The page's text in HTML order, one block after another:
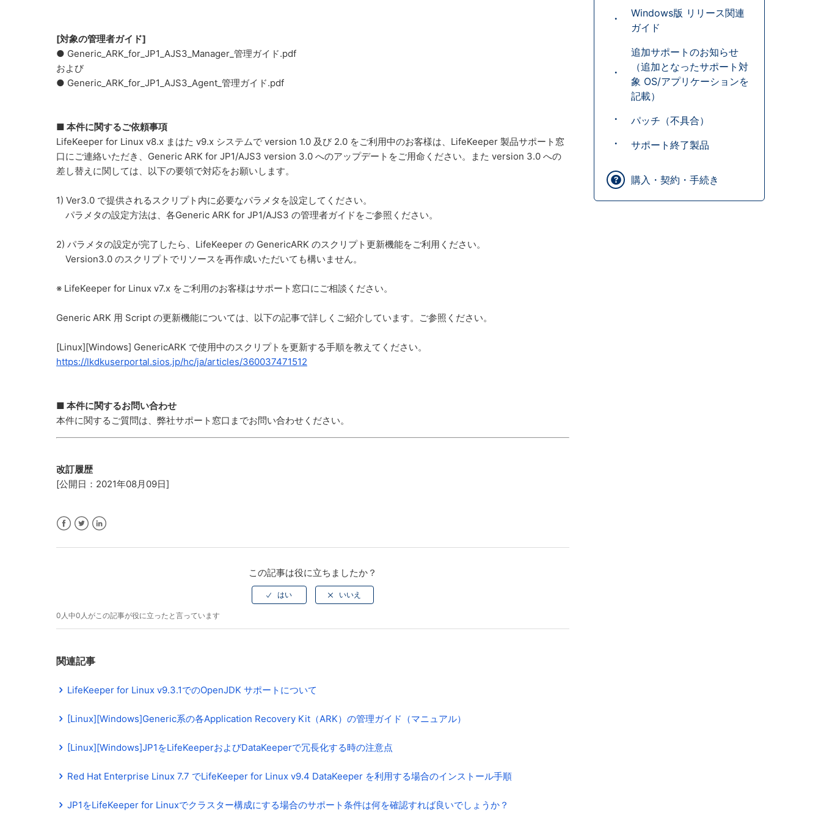
Windows版 リリース関連
ガイド
追加サポートのお知らせ
（追加となったサポート対
象 OS/アプリケーションを
記載）
パッチ（不具合）
サポート終了製品
購入・契約・手続き
[対象の管理者ガイド]
● Generic_ARK_for_JP1_AJS3_Manager_管理ガイド.pdf
および
● Generic_ARK_for_JP1_AJS3_Agent_管理ガイド.pdf
■ 本件に関するご依頼事項
LifeKeeper for Linux v8.x まはた v9.x システムで version 1.0 及び 2.0 をご利用中のお客様は、LifeKeeper 製品サポート窓
口にご連絡いただき、Generic ARK for JP1/AJS3 version 3.0 へのアップデートをご用命ください。また version 3.0 への
差し替えに関しては、以下の要領で対応をお願いします。
1) Ver3.0 で提供されるスクリプト内に必要なパラメタを設定してください。
パラメタの設定方法は、各Generic ARK for JP1/AJS3 の管理者ガイドをご参照ください。
2) パラメタの設定が完了したら、LifeKeeper の GenericARK のスクリプト更新機能をご利用ください。
Version3.0 のスクリプトでリソースを再作成いただいても構いません。
※ LifeKeeper for Linux v7.x をご利用のお客様はサポート窓口にご相談ください。
Generic ARK 用 Script の更新機能については、以下の記事で詳しくご紹介しています。ご参照ください。
[Linux][Windows] GenericARK で使用中のスクリプトを更新する手順を教えてください。
https://lkdkuserportal.sios.jp/hc/ja/articles/360037471512
■ 本件に関するお問い合わせ
本件に関するご質問は、弊社サポート窓口までお問い合わせください。
改訂履歴
[公開日：2021年08月09日]
この記事は役に立ちましたか？
0人中0人がこの記事が役に立ったと言っています
関連記事
LifeKeeper for Linux v9.3.1でのOpenJDK サポートについて
[Linux][Windows]Generic系の各Application Recovery Kit（ARK）の管理ガイド（マニュアル）
[Linux][Windows]JP1をLifeKeeperおよびDataKeeperで冗長化する時の注意点
Red Hat Enterprise Linux 7.7 でLifeKeeper for Linux v9.4 DataKeeper を利用する場合のインストール手順
JP1をLifeKeeper for Linuxでクラスター構成にする場合のサポート条件は何を確認すれば良いでしょうか？